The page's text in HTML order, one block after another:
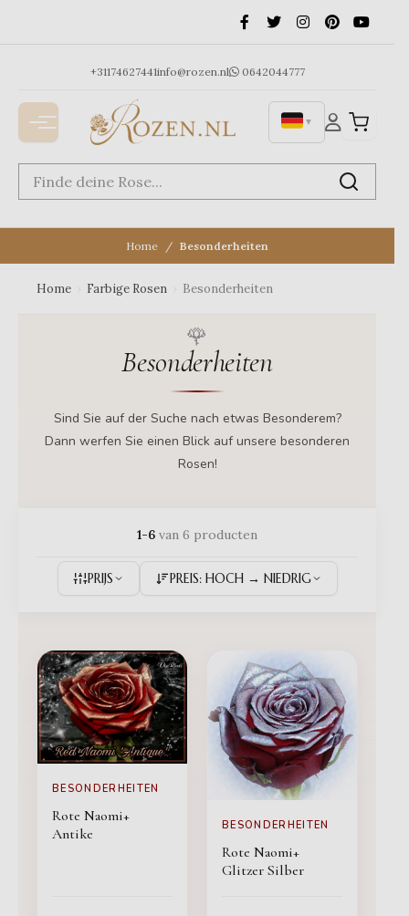
+31174627441info@rozen.nl 0642044777
▼
Home Besonderheiten
Home Farbige Rosen Besonderheiten
Besonderheiten
Sind Sie auf der Suche nach etwas Besonderem?
Dann werfen Sie einen Blick auf unsere besonderen
Rosen!
1-6 van 6 producten
PRIJS PREIS: HOCH → NIEDRIG
BESONDERHEITEN
Rote Naomi+
Antike
BESONDERHEITEN
Rote Naomi+
Glitzer Silber